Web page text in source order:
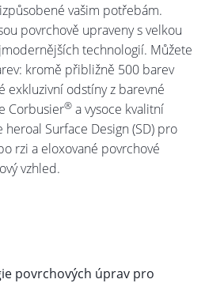
vašim potřebám.
povrchově upraveny s velkou
technologií. Můžete
kromě přibližně 500 barev
exkluzivní odstíny z barevné
Corbusier® a vysoce kvalitní
Surface Design (SD) pro
rzi a eloxované povrchové
vzhled.
povrchových úprav pro